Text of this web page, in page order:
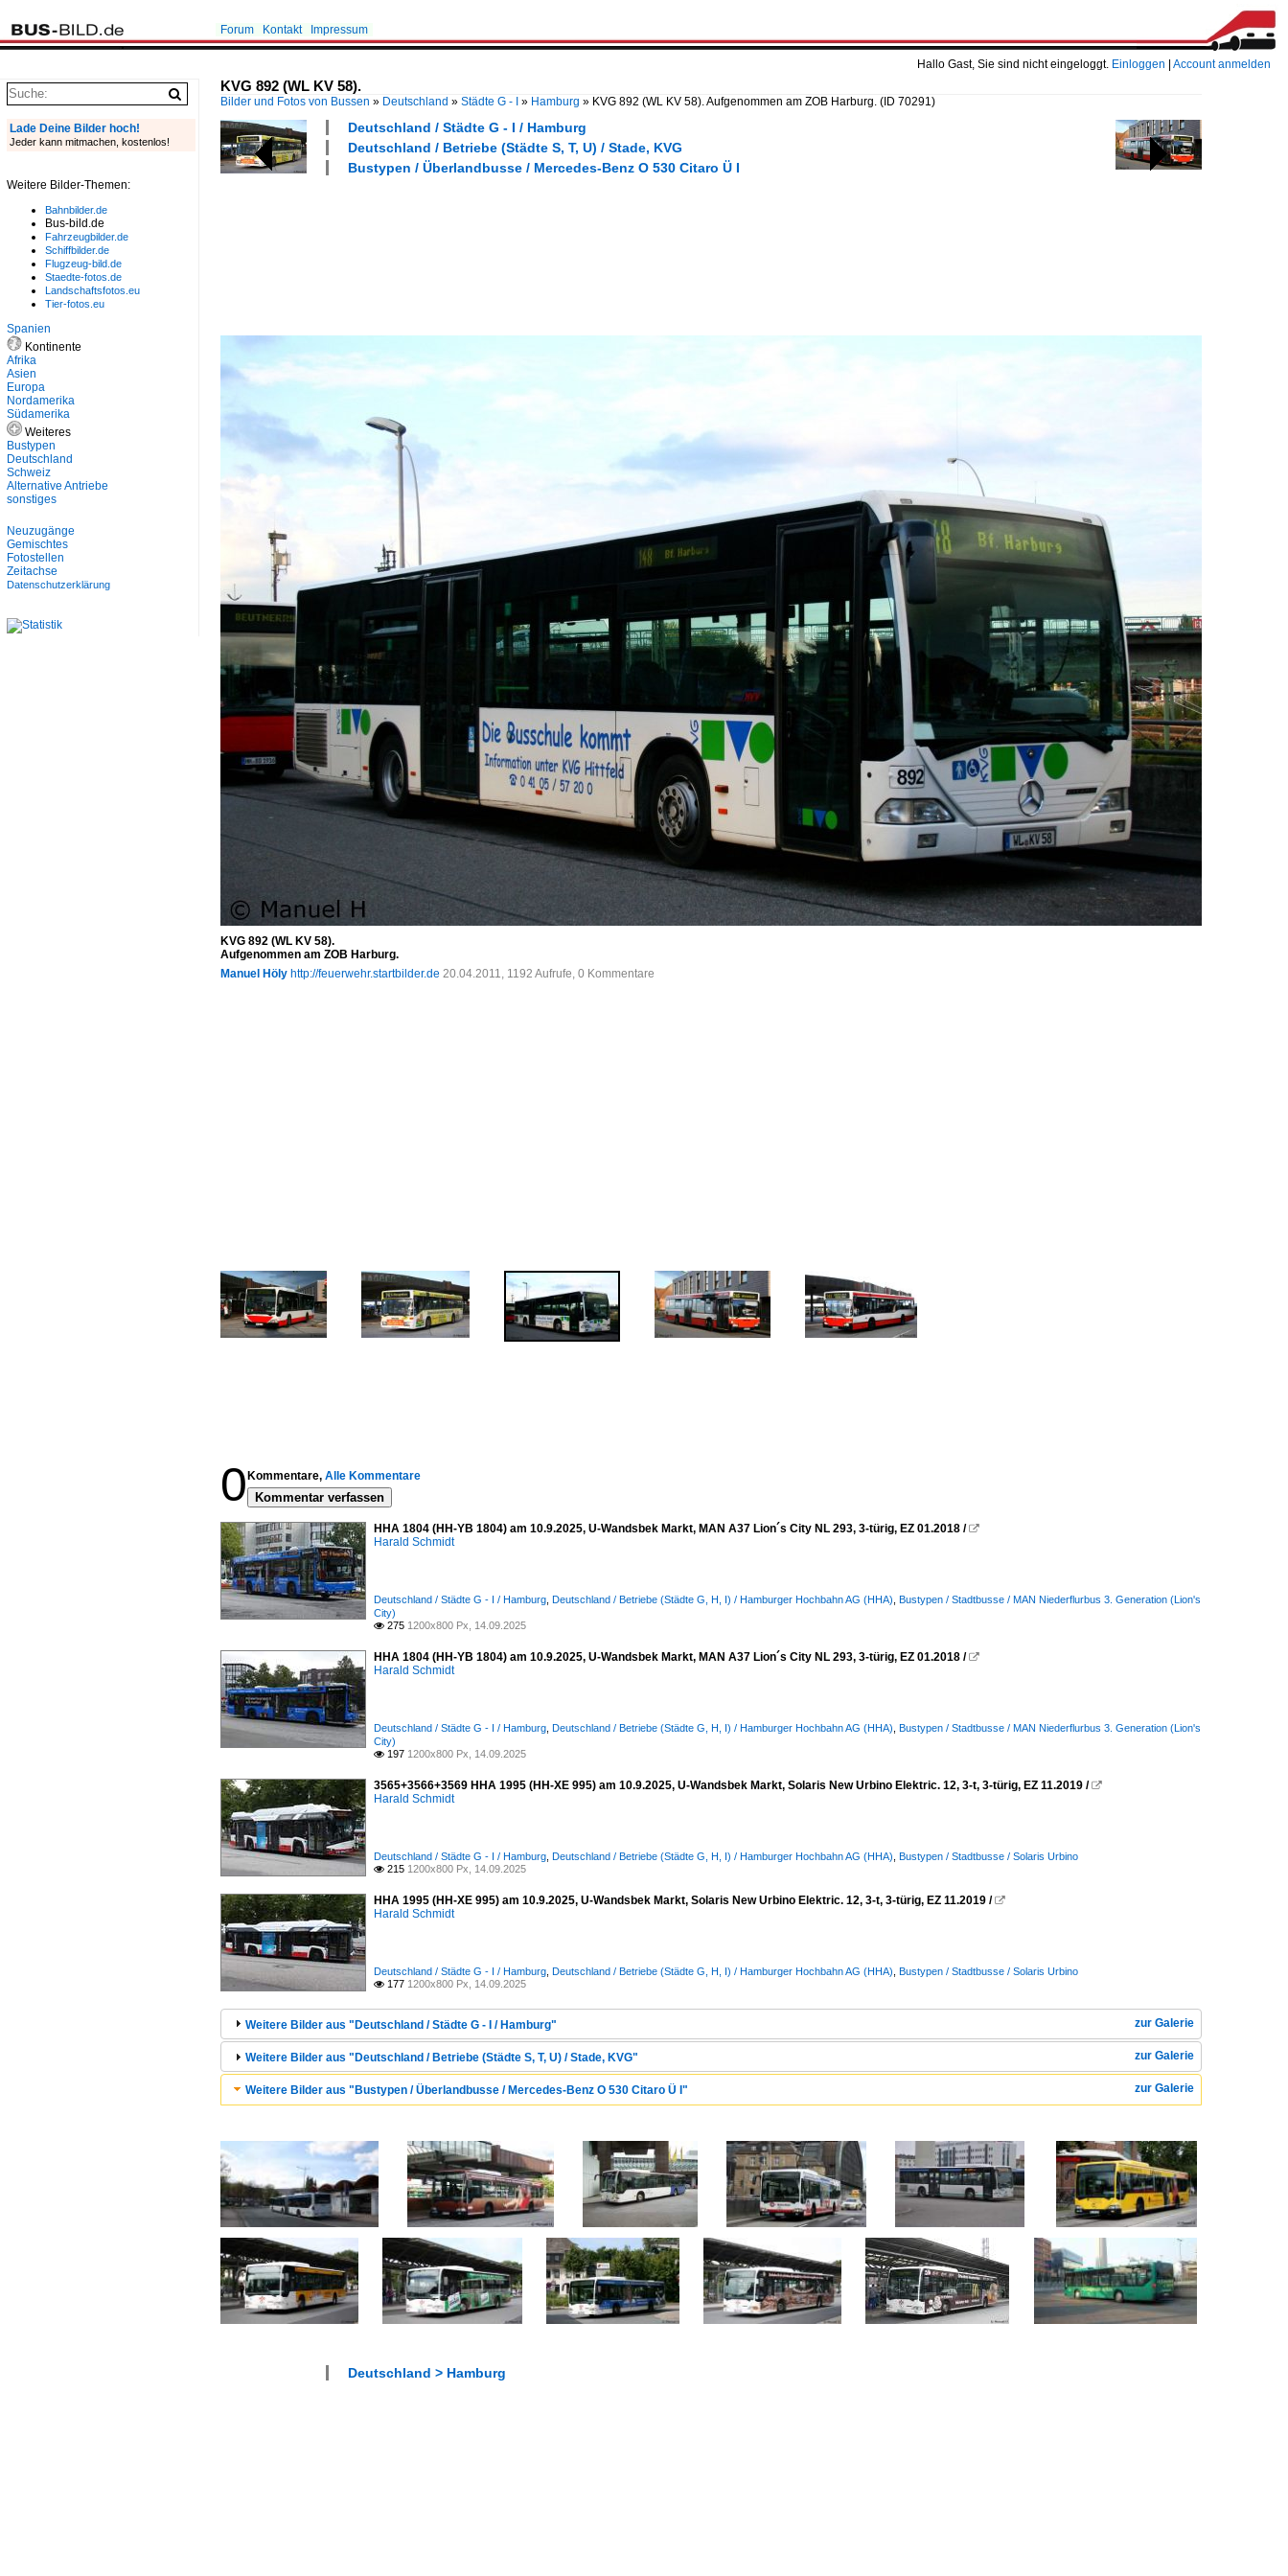
Hallo Gast, Sie sind nicht eingeloggt. Einloggen Account anmelden
Forum Kontakt Impressum
KVG 892 (WL KV 58).
Bilder und Fotos von Bussen » Deutschland » Städte G - I » Hamburg » KVG 892 (WL KV 58). Aufgenommen am ZOB Harburg. (ID 70291)
Deutschland / Städte G - I / Hamburg
Deutschland / Betriebe (Städte S, T, U) / Stade, KVG
Bustypen / Überlandbusse / Mercedes-Benz O 530 Citaro Ü I
KVG 892 (WL KV 58).
Aufgenommen am ZOB Harburg.
Manuel Höly http://feuerwehr.startbilder.de 20.04.2011, 1192 Aufrufe, 0 Kommentare
0 Kommentare, Alle Kommentare
Kommentar verfassen
HHA 1804 (HH-YB 1804) am 10.9.2025, U-Wandsbek Markt, MAN A37 Lion´s City NL 293, 3-türig, EZ 01.2018 / 
Harald Schmidt
Deutschland / Städte G - I / Hamburg Deutschland / Betriebe (Städte G, H, I) / Hamburger Hochbahn AG (HHA) Bustypen / Stadtbusse / MAN Niederflurbus 3. Generation (Lion's
City)
 275 1200x800 Px, 14.09.2025
HHA 1804 (HH-YB 1804) am 10.9.2025, U-Wandsbek Markt, MAN A37 Lion´s City NL 293, 3-türig, EZ 01.2018 / 
Harald Schmidt
Deutschland / Städte G - I / Hamburg Deutschland / Betriebe (Städte G, H, I) / Hamburger Hochbahn AG (HHA) Bustypen / Stadtbusse / MAN Niederflurbus 3. Generation (Lion's
City)
 197 1200x800 Px, 14.09.2025
3565+3566+3569 HHA 1995 (HH-XE 995) am 10.9.2025, U-Wandsbek Markt, Solaris New Urbino Elektric. 12, 3-t, 3-türig, EZ 11.2019 / 
Harald Schmidt
Deutschland / Städte G - I / Hamburg Deutschland / Betriebe (Städte G, H, I) / Hamburger Hochbahn AG (HHA) Bustypen / Stadtbusse / Solaris Urbino
 215 1200x800 Px, 14.09.2025
HHA 1995 (HH-XE 995) am 10.9.2025, U-Wandsbek Markt, Solaris New Urbino Elektric. 12, 3-t, 3-türig, EZ 11.2019 / 
Harald Schmidt
Deutschland / Städte G - I / Hamburg Deutschland / Betriebe (Städte G, H, I) / Hamburger Hochbahn AG (HHA) Bustypen / Stadtbusse / Solaris Urbino
 177 1200x800 Px, 14.09.2025
zur Galerie
Weitere Bilder aus "Deutschland / Städte G - I / Hamburg"
zur Galerie
Weitere Bilder aus "Deutschland / Betriebe (Städte S, T, U) / Stade, KVG"
zur Galerie
Weitere Bilder aus "Bustypen / Überlandbusse / Mercedes-Benz O 530 Citaro Ü I"
Deutschland > Hamburg
Lade Deine Bilder hoch!
Jeder kann mitmachen, kostenlos!
Weitere Bilder-Themen:
Bahnbilder.de
Bus-bild.de
Fahrzeugbilder.de
Schiffbilder.de
Flugzeug-bild.de
Staedte-fotos.de
Landschaftsfotos.eu
Tier-fotos.eu
Spanien
Kontinente
Afrika
Asien
Europa
Nordamerika
Südamerika
Weiteres
Bustypen
Deutschland
Schweiz
Alternative Antriebe
sonstiges
Neuzugänge
Gemischtes
Fotostellen
Zeitachse
Datenschutzerklärung